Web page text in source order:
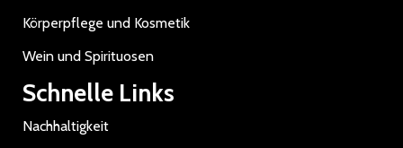
Körperpflege und Kosmetik
Wein und Spirituosen
Schnelle Links
Nachhaltigkeit